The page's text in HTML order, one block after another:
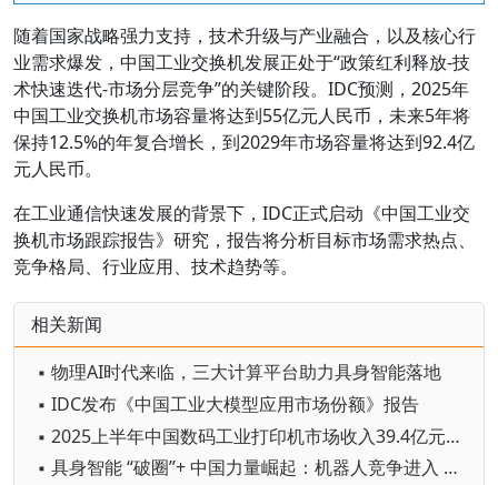
随着国家战略强力支持，技术升级与产业融合，以及核心行
业需求爆发，中国工业交换机发展正处于“政策红利释放-技
术快速迭代-市场分层竞争”的关键阶段。IDC预测，2025年
中国工业交换机市场容量将达到55亿元人民币，未来5年将
保持12.5%的年复合增长，到2029年市场容量将达到92.4亿
元人民币。
在工业通信快速发展的背景下，IDC正式启动《中国工业交
换机市场跟踪报告》研究，报告将分析目标市场需求热点、
竞争格局、行业应用、技术趋势等。
相关新闻
▪ 物理AI时代来临，三大计算平台助力具身智能落地
▪ IDC发布《中国工业大模型应用市场份额》报告
▪ 2025上半年中国数码工业打印机市场收入39.4亿元，同比增长10.7%
▪ 具身智能 “破圈”+ 中国力量崛起：机器人竞争进入 “中国时间”